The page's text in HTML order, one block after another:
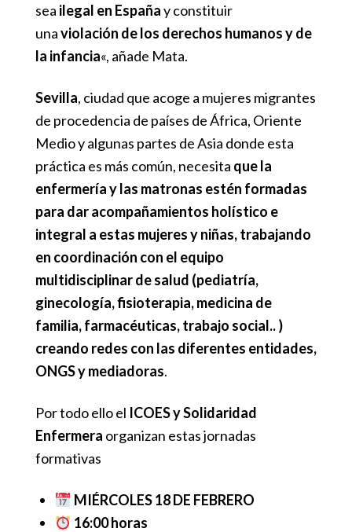
sea ilegal en Españay constituir
unaviolación de los derechos humanos y de
la infancia«, añade Mata.
Sevilla, ciudad que acoge a mujeres migrantes
de procedencia de países de África, Oriente
Medio y algunas partes de Asia donde esta
práctica es más común, necesita que la
enfermería y las matronas estén formadas
para dar acompañamientos holístico e
integral a estas mujeres y niñas, trabajando
en coordinación con el equipo
multidisciplinar de salud (pediatría,
ginecología, fisioterapia, medicina de
familia, farmacéuticas, trabajo social.. )
creando redes con las diferentes entidades,
ONGS y mediadoras.
Por todo ello el ICOES y Solidaridad
Enfermera organizan estas jornadas
formativas
MIÉRCOLES 18 DE FEBRERO
16:00 horas